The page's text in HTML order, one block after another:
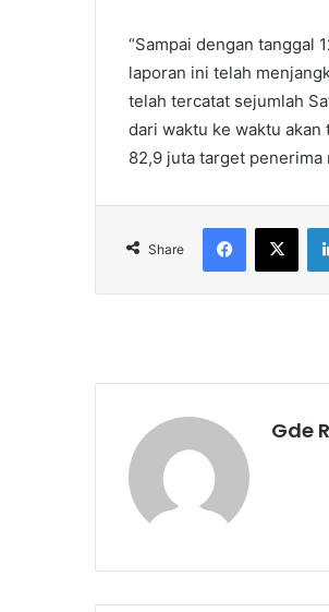
“Sampai dengan tanggal
laporan ini telah
telah tercatat sejumlah
dari waktu ke waktu
82,9 juta target penerima
Share
Gde